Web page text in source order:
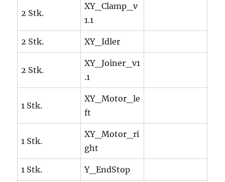
2 Stk.
XY_Clamp_v
1.1
2 Stk. XY_Idler
2 Stk.
XY_Joiner_v1
.1
1 Stk.
XY_Motor_le
ft
1 Stk.
XY_Motor_ri
ght
1 Stk. Y_EndStop